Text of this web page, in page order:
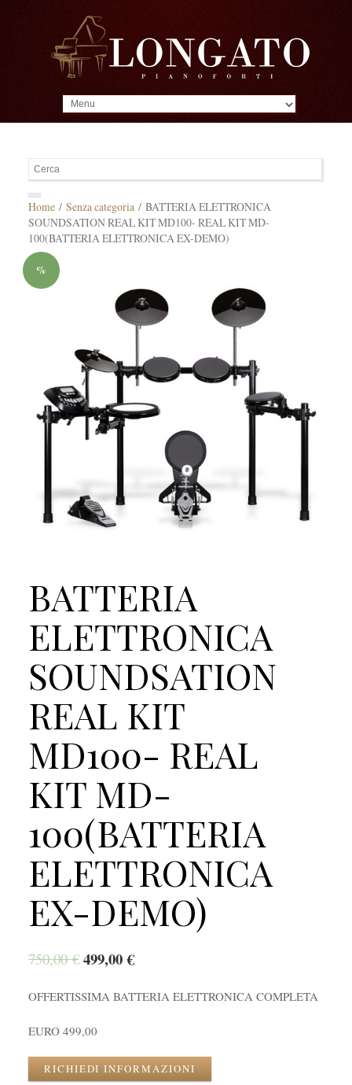
Home/ Senza categoria/ BATTERIA ELETTRONICA
SOUNDSATION REAL KIT MD100- REAL KIT MD-
100(BATTERIA ELETTRONICA EX-DEMO)
%
BATTERIA
ELETTRONICA
SOUNDSATION
REAL KIT
MD100- REAL
KIT MD-
100(BATTERIA
ELETTRONICA
EX-DEMO)
750,00€ 499,00€
OFFERTISSIMA BATTERIA ELETTRONICA COMPLETA
EURO 499,00
RICHIEDI INFORMAZIONI